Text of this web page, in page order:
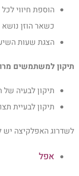
הוספת חיווי
כשאר הוזן
הצגת שעות
תיקון למשתמשים
תיקון לבעיה
תיקון לבעיית
לשדרוג האפלקיצה יש
אפל